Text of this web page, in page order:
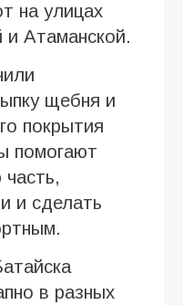
на улицах
и Атаманской.
щебня и
покрытия
помогают
и сделать
в разных